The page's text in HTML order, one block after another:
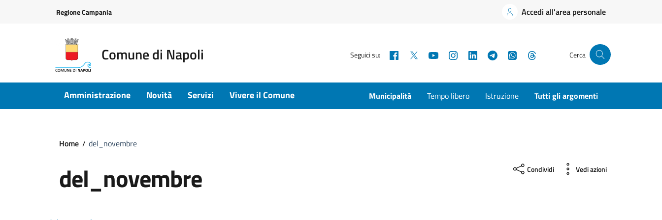
Regione Campania Accedi all'area personale
Comune di Napoli Seguici su: Facebook YouTubeInstagramLinkedInTelegramWhatsApp Cerca
Amministrazione Novità Servizi Vivere il Comune Municipalità Tempo libero Istruzione Tutti gli argomenti
Home del_novembre
del_novembre Condividi Vedi azioni